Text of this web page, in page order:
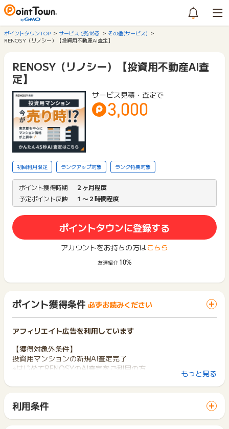
ポイントタウンTOP サービスで貯める
その他(サービス)
RENOSY（リノシー）【投資用不動産AI査定】
RENOSY（リノシー）【投資用不動産AI査
定】
サービス見積・査定で
3,000
初回利用限定 ランクアップ対象 ランク特典対象
ポイント獲得時期
２ヶ月程度
予定ポイント反映
１〜２時間程度
ポイントタウンに登録する
アカウントをお持ちの方はこちら
友達紹介 10%
ポイント獲得条件 必ずお読みください
アフィリエイト広告を利用しています
【獲得対象外条件】
投資用マンションの新規AI査定完了
※はじめてRENOSYのAI査定をご利用の方
【獲得対象外条件】
マンションがございます。予めご了承ください。）
※既に登録済みの方、過去にAI査定で登録特典を贈呈された方
もっと見る
利用条件